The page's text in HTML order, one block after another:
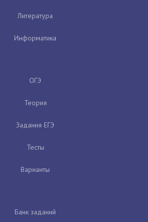
Литература
Информатика
ОГЭ
Теория
Задания ЕГЭ
Тесты
Варианты
Банк заданий